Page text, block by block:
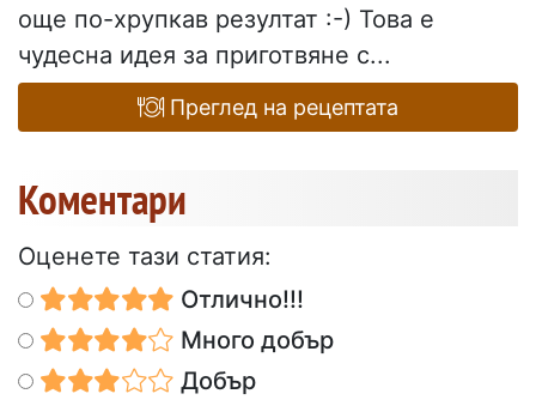
още по-хрупкав резултат :-) Това е
чудесна идея за приготвяне с...
Преглед на рецептата
Коментари
Оценете тази статия:
Отлично!!!
Много добър
Добър